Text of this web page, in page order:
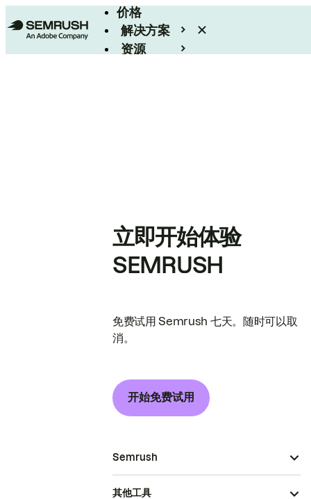
价格
解决方案
资源
立即开始体验
SEMRUSH
免费试用 Semrush 七天。随时可以取
消。
开始免费试用
Semrush
其他工具